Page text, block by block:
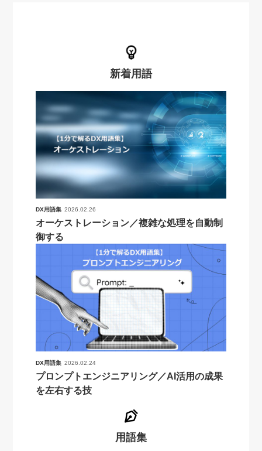
新着用語
DX用語集 2026.02.26
オーケストレーション／複雑な処理を自動制
御する
DX用語集 2026.02.24
プロンプトエンジニアリング／AI活用の成果
を左右する技
用語集